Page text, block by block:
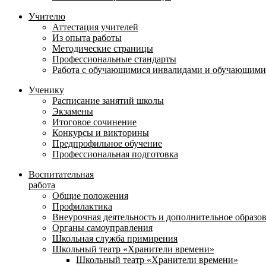
Учителю
Аттестация учителей
Из опыта работы
Методические страницы
Профессиональные стандарты
Работа с обучающимися инвалидами и
Ученику
Расписание занятий школы
Экзамены
Итоговое сочинение
Конкурсы и викторины
Предпрофильное обучение
Профессиональная подготовка
Воспитательная
работа
Общие положения
Профилактика
Внеурочная деятельность и дополнительное
Органы самоуправления
Школьная служба примирения
Школьный театр «Хранители времени»
Школьный театр «Хранители времени»